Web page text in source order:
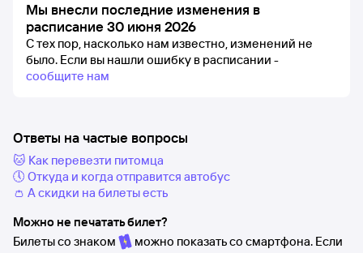
Мы внесли последние изменения в
расписание 30 июня 2026
С тех пор, насколько нам известно, изменений не
было. Если вы нашли ошибку в расписании -
сообщите нам
Ответы на частые вопросы
🐱 Как перевезти питомца
🕔 Откуда и когда отправится автобус
👛 А скидки на билеты есть
Можно не печатать билет?
Билеты со знаком
можно показать со смартфона. Если